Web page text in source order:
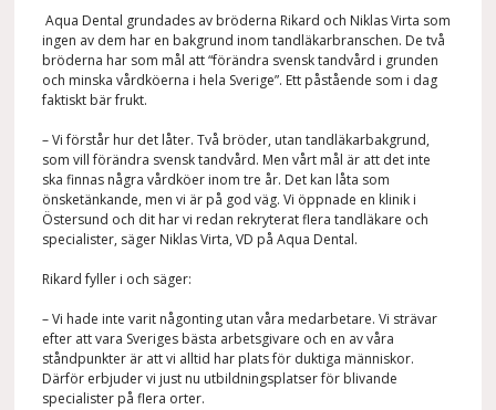
Aqua Dental grundades av bröderna Rikard och Niklas Virta som
ingen av dem har en bakgrund inom tandläkarbranschen. De två
bröderna har som mål att “förändra svensk tandvård i grunden
och minska vårdköerna i hela Sverige”. Ett påstående som i dag
faktiskt bär frukt.
– Vi förstår hur det låter. Två bröder, utan tandläkarbakgrund,
som vill förändra svensk tandvård. Men vårt mål är att det inte
ska finnas några vårdköer inom tre år. Det kan låta som
önsketänkande, men vi är på god väg. Vi öppnade en klinik i
Östersund och dit har vi redan rekryterat flera tandläkare och
specialister, säger Niklas Virta, VD på Aqua Dental.
Rikard fyller i och säger:
– Vi hade inte varit någonting utan våra medarbetare. Vi strävar
efter att vara Sveriges bästa arbetsgivare och en av våra
ståndpunkter är att vi alltid har plats för duktiga människor.
Därför erbjuder vi just nu utbildningsplatser för blivande
specialister på flera orter.